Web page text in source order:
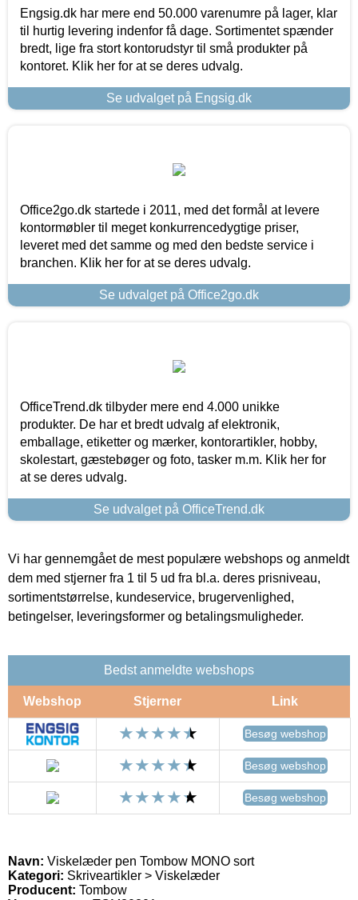
Engsig.dk har mere end 50.000 varenumre på lager, klar
til hurtig levering indenfor få dage. Sortimentet spænder
bredt, lige fra stort kontorudstyr til små produkter på
kontoret. Klik her for at se deres udvalg.
Se udvalget på Engsig.dk
Office2go.dk startede i 2011, med det formål at levere
kontormøbler til meget konkurrencedygtige priser,
leveret med det samme og med den bedste service i
branchen. Klik her for at se deres udvalg.
Se udvalget på Office2go.dk
OfficeTrend.dk tilbyder mere end 4.000 unikke
produkter. De har et bredt udvalg af elektronik,
emballage, etiketter og mærker, kontorartikler, hobby,
skolestart, gæstebøger og foto, tasker m.m. Klik her for
at se deres udvalg.
Se udvalget på OfficeTrend.dk
Vi har gennemgået de mest populære webshops og anmeldt
dem med stjerner fra 1 til 5 ud fra bl.a. deres prisniveau,
sortimentstørrelse, kundeservice, brugervenlighed,
betingelser, leveringsformer og betalingsmuligheder.
Bedst anmeldte webshops
Webshop Stjerner Link
Besøg webshop
Besøg webshop
Besøg webshop
Navn: Viskelæder pen Tombow MONO sort
Kategori: Skriveartikler > Viskelæder
Producent: Tombow